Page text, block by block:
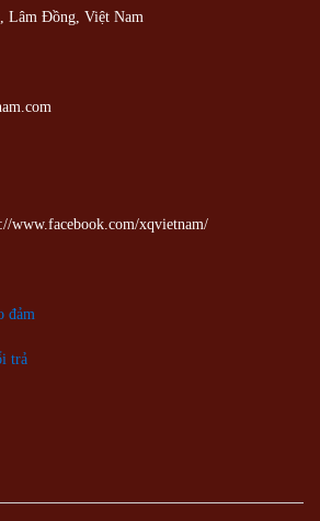
Lâm Đồng, Việt Nam
www.facebook.com/xqvietnam/
đảm
trả